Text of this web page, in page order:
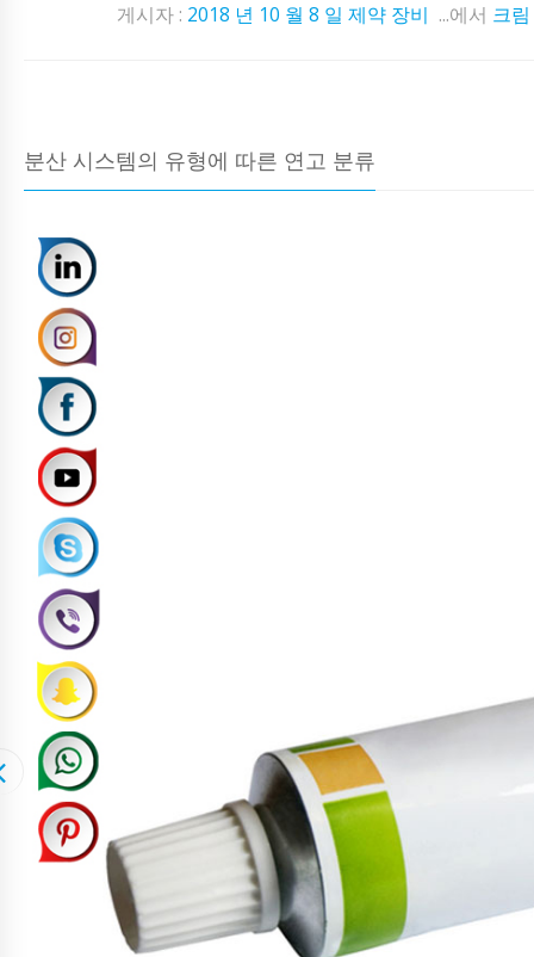
게시자 : 2018 년 10 월 8 일 제약 장비 ...에서 크
분산 시스템의 유형에 따른 연고 분류